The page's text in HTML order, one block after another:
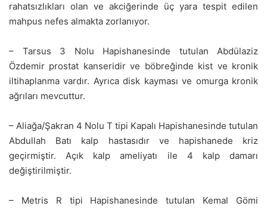
rahatsızlıkları olan ve akciğerinde üç yara tespit edilen
mahpus nefes almakta zorlanıyor.
– Tarsus 3 Nolu Hapishanesinde tutulan Abdülaziz
Özdemir prostat kanseridir ve böbreğinde kist ve kronik
iltihaplanma vardır. Ayrıca disk kayması ve omurga kronik
ağrıları mevcuttur.
– Aliağa/Şakran 4 Nolu T tipi Kapalı Hapishanesinde tutulan
Abdullah Batı kalp hastasıdır ve hapishanede kriz
geçirmiştir. Açık kalp ameliyatı ile 4 kalp damarı
değiştirilmiştir.
– Metris R tipi Hapishanesinde tutulan Kemal Gömi